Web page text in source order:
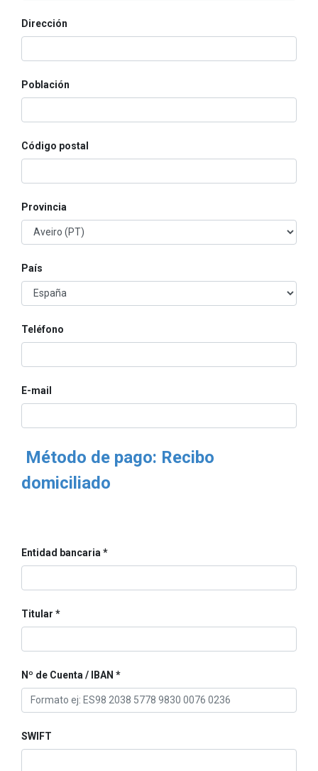
Dirección
Población
Código postal
Provincia
País
Teléfono
E-mail
Método de pago: Recibo
domiciliado
Entidad bancaria
Titular
Nº de Cuenta / IBAN
SWIFT